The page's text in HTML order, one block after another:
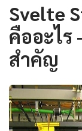
Svelte
คืออะไ
สำคัญ